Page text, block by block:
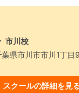
市川校
県市川市市川1丁目
スクールの詳細を見